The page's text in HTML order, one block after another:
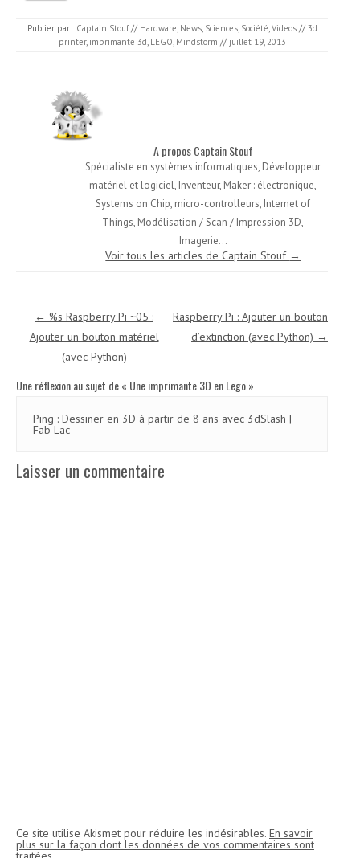
Publier par : Captain Stouf // Hardware, News, Sciences, Société,Videos // 3d
printer, imprimante 3d, LEGO, Mindstorm // juillet 19, 2013
A propos Captain Stouf
Spécialiste en systèmes informatiques, Développeur
matériel et logiciel, Inventeur, Maker : électronique,
Systems on Chip, micro-controlleurs, Internet of
Things, Modélisation / Scan / Impression 3D,
Imagerie...
Voir tous les articles de Captain Stouf →
Navigation des articles
← %s Raspberry Pi ~05 :
Ajouter un bouton matériel
(avec Python)
Raspberry Pi : Ajouter un bouton
d’extinction (avec Python) →
Une réflexion au sujet de « Une imprimante 3D en Lego»
Ping : Dessiner en 3D à partir de 8 ans avec 3dSlash |
Fab Lac
Laisser un commentaire
Ce site utilise Akismet pour réduire les indésirables. En savoir
plus sur la façon dont les données de vos commentaires sont